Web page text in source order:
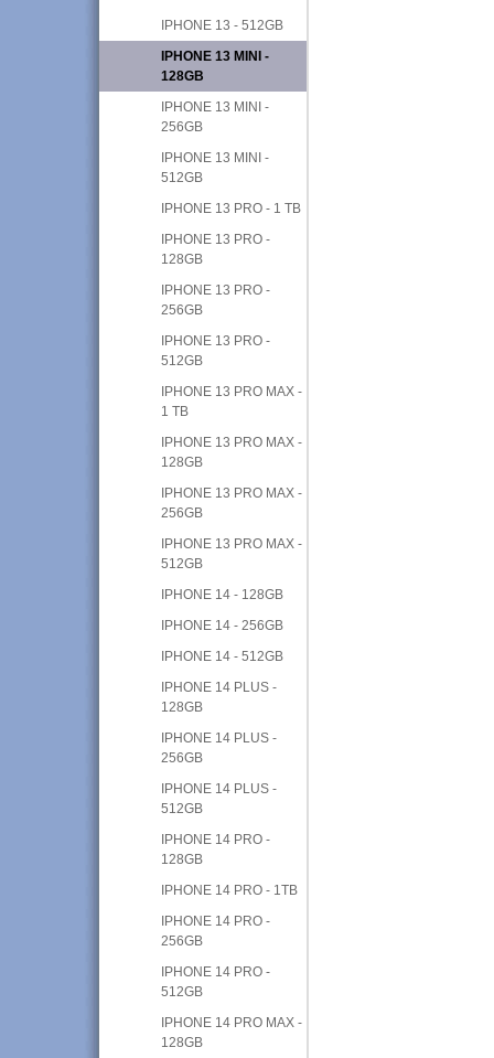
IPHONE 13 - 512GB
IPHONE 13 MINI -
128GB
IPHONE 13 MINI -
256GB
IPHONE 13 MINI -
512GB
IPHONE 13 PRO - 1 TB
IPHONE 13 PRO -
128GB
IPHONE 13 PRO -
256GB
IPHONE 13 PRO -
512GB
IPHONE 13 PRO MAX -
1 TB
IPHONE 13 PRO MAX -
128GB
IPHONE 13 PRO MAX -
256GB
IPHONE 13 PRO MAX -
512GB
IPHONE 14 - 128GB
IPHONE 14 - 256GB
IPHONE 14 - 512GB
IPHONE 14 PLUS -
128GB
IPHONE 14 PLUS -
256GB
IPHONE 14 PLUS -
512GB
IPHONE 14 PRO -
128GB
IPHONE 14 PRO - 1TB
IPHONE 14 PRO -
256GB
IPHONE 14 PRO -
512GB
IPHONE 14 PRO MAX -
128GB